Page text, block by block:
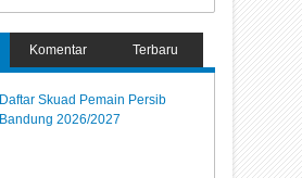
Komentar Terbaru
Daftar Skuad Pemain Persib
Bandung 2026/2027